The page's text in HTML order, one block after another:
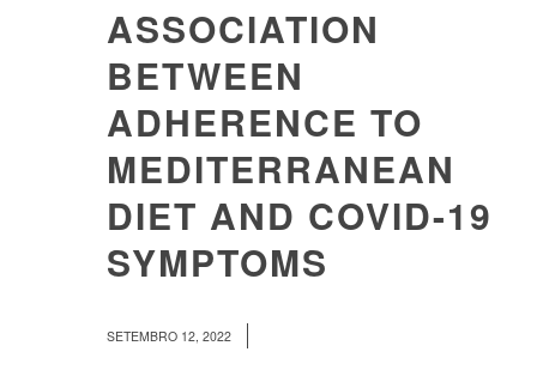
ASSOCIATION
BETWEEN
ADHERENCE TO
MEDITERRANEAN
DIET AND COVID-19
SYMPTOMS
SETEMBRO 12, 2022